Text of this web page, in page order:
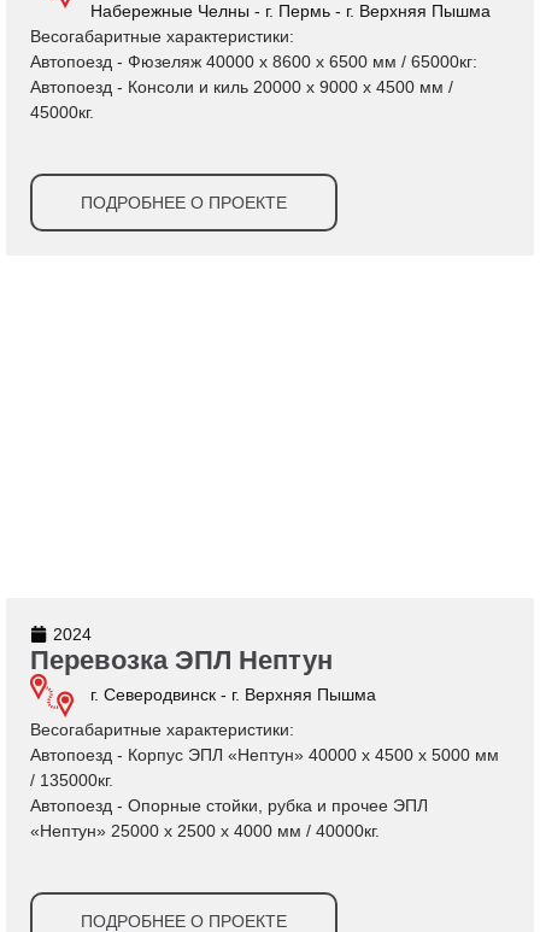
Набережные Челны - г. Пермь - г. Верхняя Пышма
Весогабаритные характеристики:
Автопоезд - Фюзеляж 40000 х 8600 х 6500 мм / 65000кг:
Автопоезд - Консоли и киль 20000 х 9000 х 4500 мм /
45000кг.
ПОДРОБНЕЕ О ПРОЕКТЕ
2024
Перевозка ЭПЛ Нептун
г. Северодвинск - г. Верхняя Пышма
Весогабаритные характеристики:
Автопоезд - Корпус ЭПЛ «Нептун» 40000 х 4500 х 5000 мм
/ 135000кг.
Автопоезд - Опорные стойки, рубка и прочее ЭПЛ
«Нептун» 25000 х 2500 х 4000 мм / 40000кг.
ПОДРОБНЕЕ О ПРОЕКТЕ